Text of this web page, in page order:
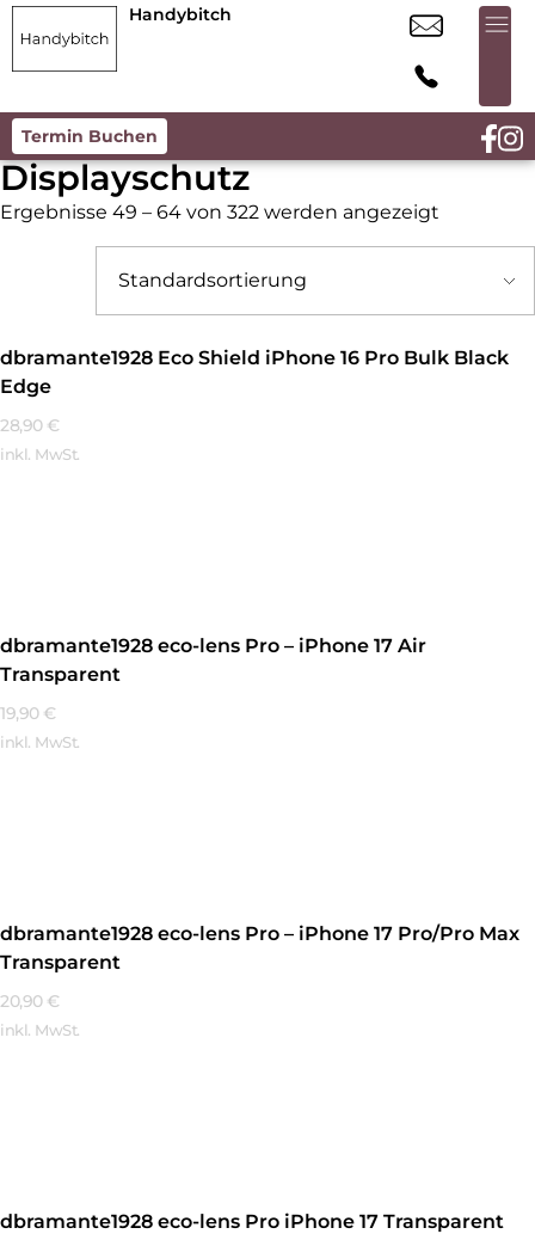
Handybitch
Termin Buchen
Displayschutz
Ergebnisse 49 – 64 von 322 werden angezeigt
dbramante1928 Eco Shield iPhone 16 Pro Bulk Black
Edge
28,90 €
inkl. MwSt.
dbramante1928 eco-lens Pro – iPhone 17 Air
Transparent
19,90 €
inkl. MwSt.
dbramante1928 eco-lens Pro – iPhone 17 Pro/Pro Max
Transparent
20,90 €
inkl. MwSt.
dbramante1928 eco-lens Pro iPhone 17 Transparent